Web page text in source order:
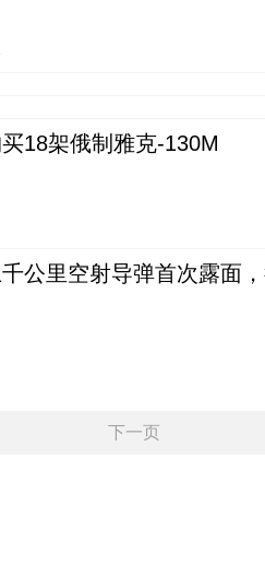
18架俄制雅克-130M
公里空射导弹首次露面
下一页